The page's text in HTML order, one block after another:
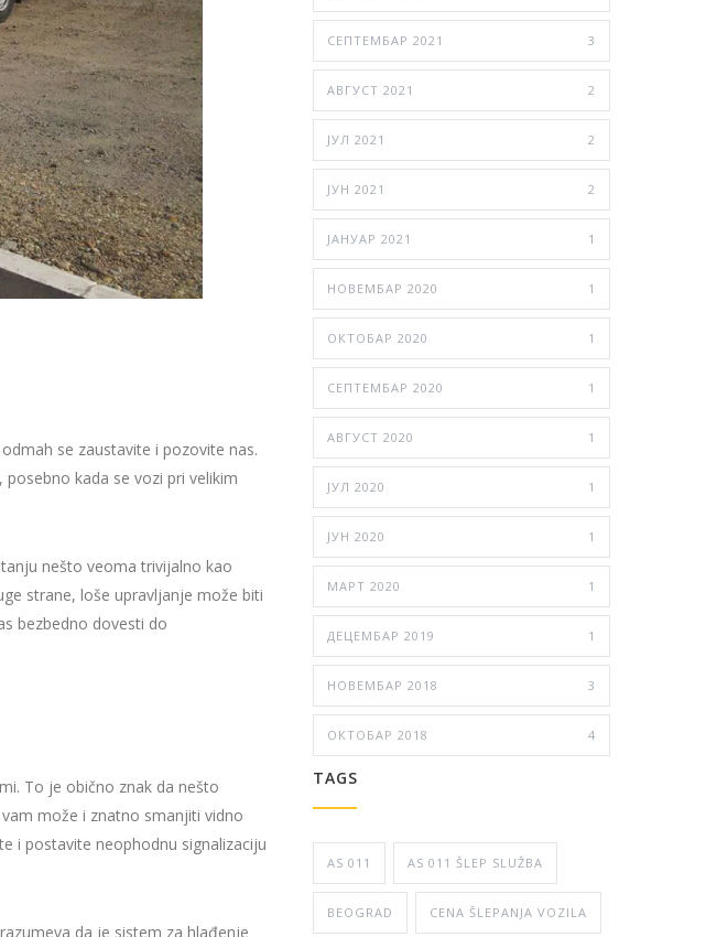
se zaustavite i pozovite nas.
kada se vozi pri velikim
nešto veoma trivijalno kao
strane, loše upravljanje može biti
bezbedno dovesti do
To je obično znak da nešto
može i znatno smanjiti vidno
i postavite neophodnu signalizaciju
da je sistem za hlađenje
СЕПТЕМБАР 2021 3
АВГУСТ 2021 2
ЈУЛ 2021 2
ЈУН 2021 2
ЈАНУАР 2021 1
НОВЕМБАР 2020 1
ОКТОБАР 2020 1
СЕПТЕМБАР 2020 1
АВГУСТ 2020 1
ЈУЛ 2020 1
ЈУН 2020 1
МАРТ 2020 1
ДЕЦЕМБАР 2019 1
НОВЕМБАР 2018 3
ОКТОБАР 2018 4
TAGS
AS 011 AS 011 ŠLEP SLUŽBA
BEOGRAD CENA ŠLEPANJA VOZILA